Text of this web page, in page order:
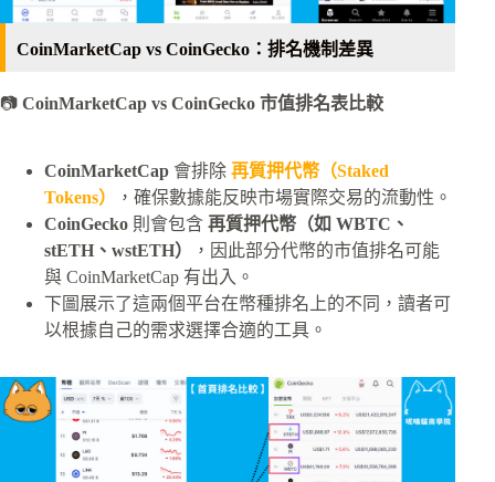
CoinMarketCap vs CoinGecko：排名機制差異
📷 CoinMarketCap vs CoinGecko 市值排名表比較
CoinMarketCap 會排除 再質押代幣（Staked
Tokens）
，確保數據能反映市場實際交易的流動性。
CoinGecko 則會包含 再質押代幣（如 WBTC、
stETH、wstETH）
，因此部分代幣的市值排名可能
與 CoinMarketCap 有出入。
下圖展示了這兩個平台在幣種排名上的不同，讀者可
以根據自己的需求選擇合適的工具。